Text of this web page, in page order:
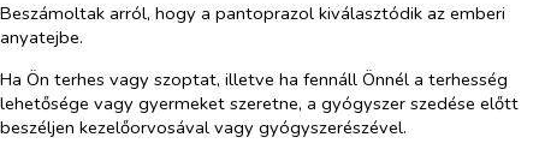
Beszámoltak arról, hogy a pantoprazol kiválasztódik az emberi
anyatejbe.
Ha Ön terhes vagy szoptat, illetve ha fennáll Önnél a terhesség
lehetősége vagy gyermeket szeretne, a gyógyszer szedése előtt
beszéljen kezelőorvosával vagy gyógyszerészével.